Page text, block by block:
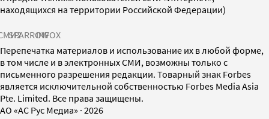
находящихся на территории Российской Федерации)
SPARROWINFOX
Перепечатка материалов и использование их в любой форме,
в том числе и в электронных СМИ, возможны только с
письменного разрешения редакции. Товарный знак Forbes
является исключительной собственностью Forbes Media Asia
Pte. Limited. Все права защищены.
AO «АС Рус Медиа» · 2026